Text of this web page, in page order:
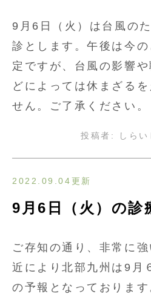
9月6日（火）は台風の
診とします。午後は今
定ですが、台風の影響
どによっては休まざる
せん。ご了承ください。
投稿者: しら
2022.09.04更新
9月6日（火）の診
ご存知の通り、非常に
近により北部九州は9月
の予報となっておりま